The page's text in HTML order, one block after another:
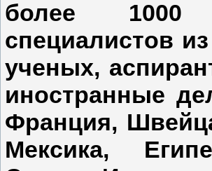
более 1000
специалистов
ученых,
иностранные
Франция,
Мексика,